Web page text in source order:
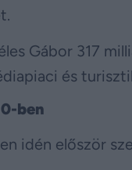
Gábor 317
és
ben
idén először